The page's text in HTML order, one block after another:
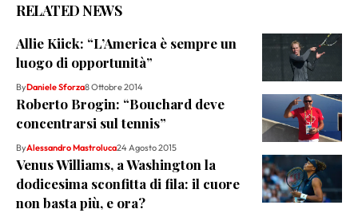
RELATED NEWS
Allie Kiick: “L’America è sempre un
luogo di opportunità”
ByDaniele Sforza8 Ottobre 2014
Roberto Brogin: “Bouchard deve
concentrarsi sul tennis”
ByAlessandro Mastroluca24 Agosto 2015
Venus Williams, a Washington la
dodicesima sconfitta di fila: il cuore
non basta più, e ora?